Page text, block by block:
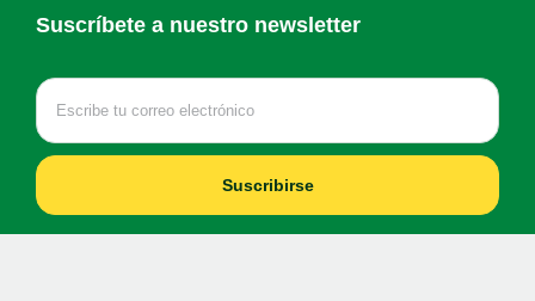
Suscríbete a nuestro newsletter
Suscribirse